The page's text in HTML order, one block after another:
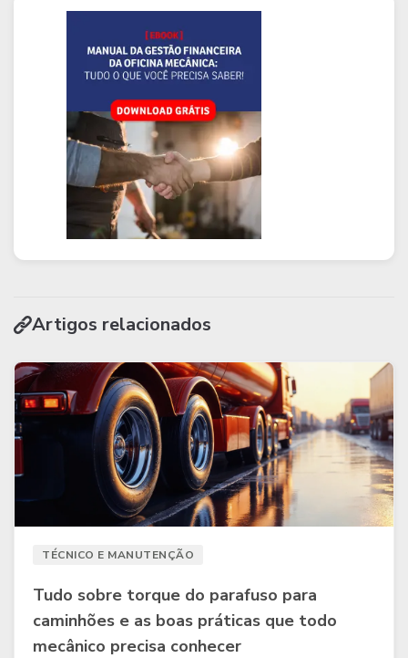
Artigos relacionados
TÉCNICO E MANUTENÇÃO
Tudo sobre torque do parafuso para
caminhões e as boas práticas que todo
mecânico precisa conhecer